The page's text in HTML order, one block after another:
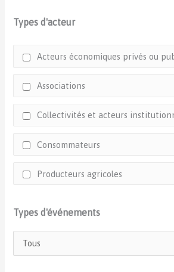
Types d'acteur
Acteurs économiques privés ou
Associations
Collectivités et acteurs
Consommateurs
Producteurs agricoles
Types d'événements